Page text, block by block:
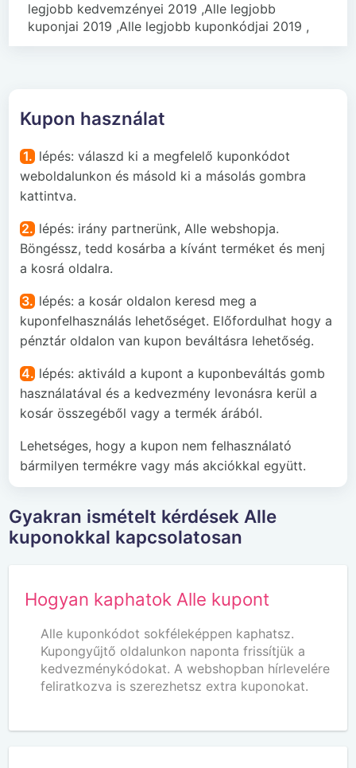
legjobb kedvemzényei 2019 ,Alle legjobb
kuponjai 2019 ,Alle legjobb kuponkódjai 2019 ,
Kupon használat
1. lépés: válaszd ki a megfelelő kuponkódot
weboldalunkon és másold ki a másolás gombra
kattintva.
2. lépés: irány partnerünk, Alle webshopja.
Böngéssz, tedd kosárba a kívánt terméket és menj
a kosrá oldalra.
3. lépés: a kosár oldalon keresd meg a
kuponfelhasználás lehetőséget. Előfordulhat hogy a
pénztár oldalon van kupon beváltásra lehetőség.
4. lépés: aktiváld a kupont a kuponbeváltás gomb
használatával és a kedvezmény levonásra kerül a
kosár összegéből vagy a termék árából.
Lehetséges, hogy a kupon nem felhasználató
bármilyen termékre vagy más akciókkal együtt.
Gyakran ismételt kérdések Alle
kuponokkal kapcsolatosan
Hogyan kaphatok Alle kupont
Alle kuponkódot sokféleképpen kaphatsz.
Kupongyűjtő oldalunkon naponta frissítjük a
kedvezménykódokat. A webshopban hírlevelére
feliratkozva is szerezhetsz extra kuponokat.